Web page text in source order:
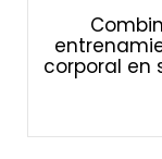
corporal en